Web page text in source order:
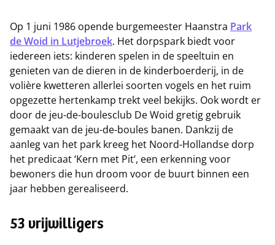
Op 1 juni 1986 opende burgemeester Haanstra Park
de Woid in Lutjebroek. Het dorpspark biedt voor
iedereen iets: kinderen spelen in de speeltuin en
genieten van de dieren in de kinderboerderij, in de
volière kwetteren allerlei soorten vogels en het ruim
opgezette hertenkamp trekt veel bekijks. Ook wordt er
door de jeu-de-boulesclub De Woid gretig gebruik
gemaakt van de jeu-de-boules banen. Dankzij de
aanleg van het park kreeg het Noord-Hollandse dorp
het predicaat ‘Kern met Pit’, een erkenning voor
bewoners die hun droom voor de buurt binnen een
jaar hebben gerealiseerd.
53 vrijwilligers